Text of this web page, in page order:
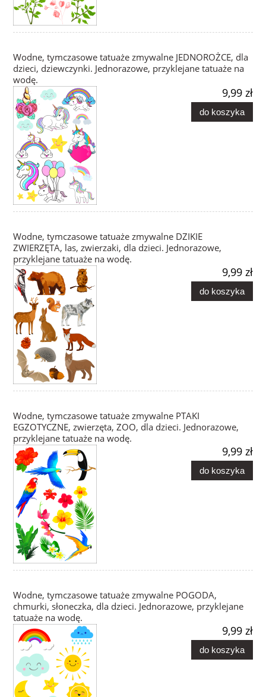
Wodne, tymczasowe tatuaże zmywalne JEDNOROŻCE, dla
dzieci, dziewczynki. Jednorazowe, przyklejane tatuaże na
wodę.
9,99 zł
do koszyka
Wodne, tymczasowe tatuaże zmywalne DZIKIE
ZWIERZĘTA, las, zwierzaki, dla dzieci. Jednorazowe,
przyklejane tatuaże na wodę.
9,99 zł
do koszyka
Wodne, tymczasowe tatuaże zmywalne PTAKI
EGZOTYCZNE, zwierzęta, ZOO, dla dzieci. Jednorazowe,
przyklejane tatuaże na wodę.
9,99 zł
do koszyka
Wodne, tymczasowe tatuaże zmywalne POGODA,
chmurki, słoneczka, dla dzieci. Jednorazowe, przyklejane
tatuaże na wodę.
9,99 zł
do koszyka